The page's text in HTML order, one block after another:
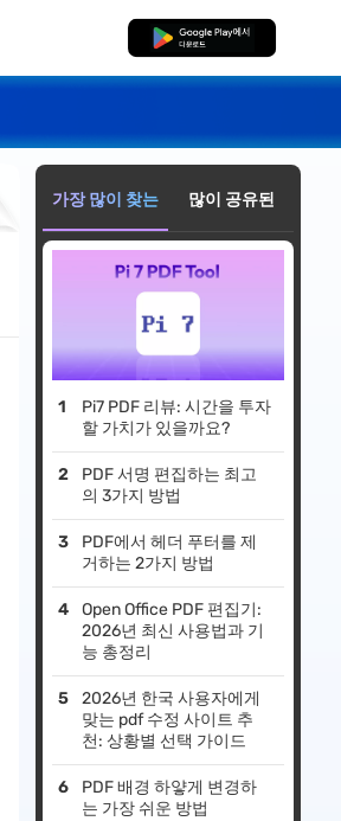
무료로 다운로드
가장 많이 찾는 많이 공유된
Pi7 PDF 리뷰: 시간을 투자
할 가치가 있을까요?
PDF 서명 편집하는 최고
의 3가지 방법
PDF에서 헤더 푸터를 제
거하는 2가지 방법
Open Office PDF 편집기:
2026년 최신 사용법과 기
능 총정리
2026년 한국 사용자에게
맞는 pdf 수정 사이트 추
천: 상황별 선택 가이드
PDF 배경 하얗게 변경하
는 가장 쉬운 방법